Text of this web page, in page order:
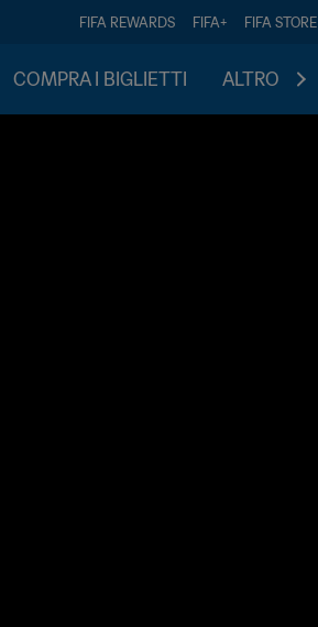
FIFA REWARDS FIFA+ FIFA STORE
COMPRA I BIGLIETTI ALTRO